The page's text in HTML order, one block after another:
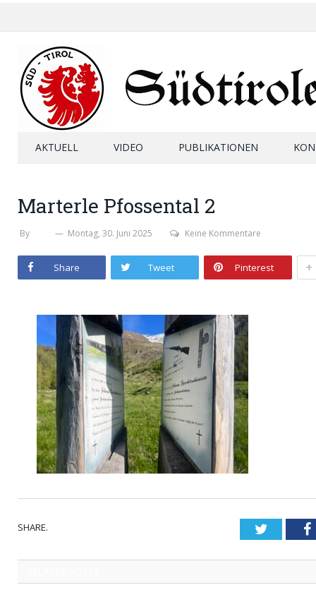
AKTUELL VIDEO PUBLIKATIONEN
Marterle Pfossental 2
By Montag, 30. Juni 2025 Keine Kommentare
Share Tweet Pinterest +
SHARE. Twitter